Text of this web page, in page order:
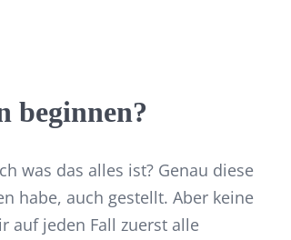
beginnen?
was das alles ist? Genau diese
habe, auch gestellt. Aber keine
auf jeden Fall zuerst alle